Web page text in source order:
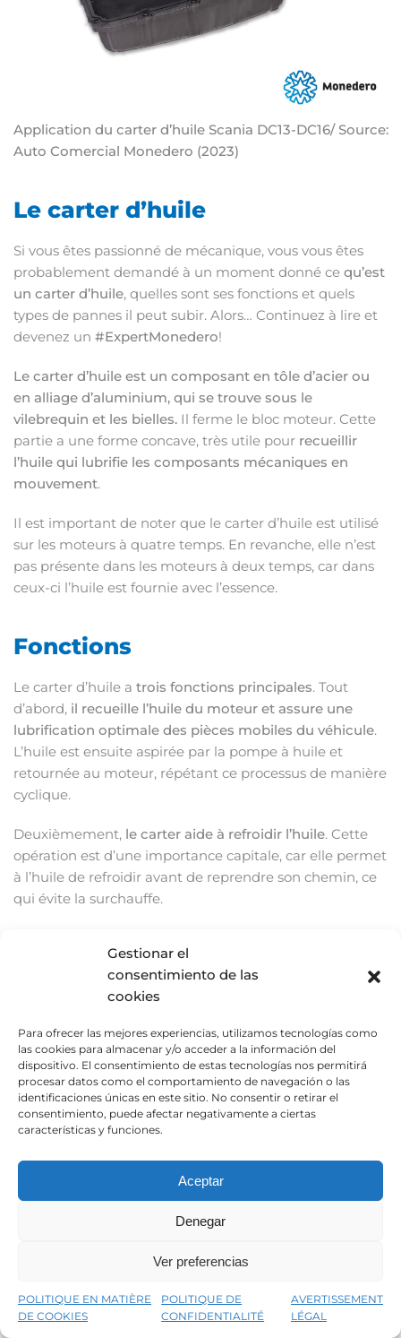
Gestionar el
consentimiento de las
cookies
Para ofrecer las mejores experiencias, utilizamos tecnologías como
las cookies para almacenar y/o acceder a la información del
dispositivo. El consentimiento de estas tecnologías nos permitirá
procesar datos como el comportamiento de navegación o las
identificaciones únicas en este sitio. No consentir o retirar el
consentimiento, puede afectar negativamente a ciertas
características y funciones.
Aceptar
Denegar
Ver preferencias
POLITIQUE EN MATIÈRE
DE COOKIES
POLITIQUE DE
CONFIDENTIALITÉ
AVERTISSEMENT
LÉGAL
Application du carter d’huile Scania DC13-DC16/ Source:
Auto Comercial Monedero (2023)
Le carter d’huile
Si vous êtes passionné de mécanique, vous vous êtes
probablement demandé à un moment donné ce qu’est
un carter d’huile, quelles sont ses fonctions et quels
types de pannes il peut subir. Alors… Continuez à lire et
devenez un #ExpertMonedero!
Le carter d’huile est un composant en tôle d’acier ou
en alliage d’aluminium, qui se trouve sous le
vilebrequin et les bielles. Il ferme le bloc moteur. Cette
partie a une forme concave, très utile pour recueillir
l’huile qui lubrifie les composants mécaniques en
mouvement.
Il est important de noter que le carter d’huile est utilisé
sur les moteurs à quatre temps. En revanche, elle n’est
pas présente dans les moteurs à deux temps, car dans
ceux-ci l’huile est fournie avec l’essence.
Fonctions
Le carter d’huile a trois fonctions principales. Tout
d’abord, il recueille l’huile du moteur et assure une
lubrification optimale des pièces mobiles du véhicule.
L’huile est ensuite aspirée par la pompe à huile et
retournée au moteur, répétant ce processus de manière
cyclique.
Deuxièmement, le carter aide à refroidir l’huile. Cette
opération est d’une importance capitale, car elle permet
à l’huile de refroidir avant de reprendre son chemin, ce
qui évite la surchauffe.
. En effet, le carter abrite les bielles, les
pistons et le vilebrequin, ce qui empêche ces pièces
d’entrer en contact avec des débris.
Défaillances possibles
Le carter doit être de bonne qualité et maintenu en bon
état, sinon il est susceptible d’être endommagé
En raison de son emplacement dans la partie inférieure
le carter est susceptible de se fissurer ou de
se rompre et, par conséquent, de provoquer des fuites
. En outre, s’il venait à se rompre, le moteur
de la friction des pièces.
Une autre des pannes les plus courantes estla